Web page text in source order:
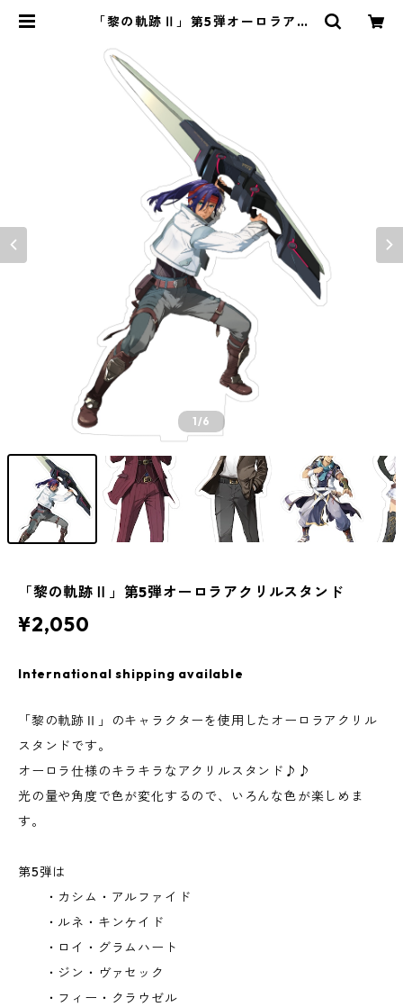
「黎の軌跡Ⅱ」第5弾オーロラアク
1/6
「黎の軌跡Ⅱ」第5弾オーロラアクリルスタンド
¥2,050
International shipping available
「黎の軌跡Ⅱ」のキャラクターを使用したオーロラアクリル
スタンドです。
オーロラ仕様のキラキラなアクリルスタンド♪♪
光の量や角度で色が変化するので、いろんな色が楽しめま
す。
第5弾は
・カシム・アルファイド
・ルネ・キンケイド
・ロイ・グラムハート
・ジン・ヴァセック
・フィー・クラウゼル